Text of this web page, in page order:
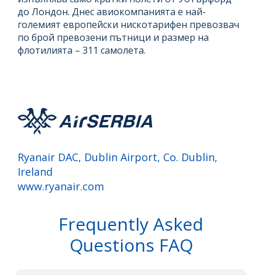
до Лондон. Днес авиокомпанията е най-
големият европейски нискотарифен превозвач
по брой превозени пътници и размер на
флотилията – 311 самолета.
Ryanair DAC, Dublin Airport, Co. Dublin,
Ireland
www.ryanair.com
Frequently Asked
Questions FAQ